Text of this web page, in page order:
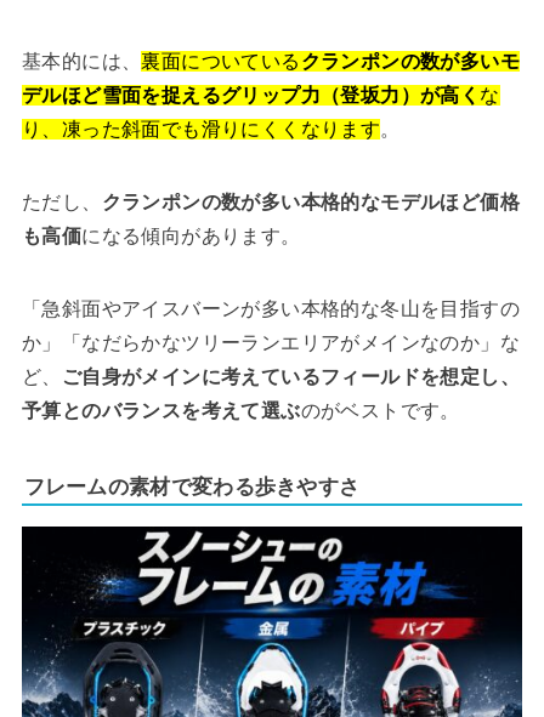
基本的には、裏面についている クランポンの数が多いモ
デルほど雪面を捉えるグリップ力（登坂力）が高く な
り、凍った斜面でも滑りにくくなります。
ただし、 クランポンの数が多い本格的なモデルほど価格
も高価になる傾向があります。
「急斜面やアイスバーンが多い本格的な冬山を目指すの
か」「なだらかなツリーランエリアがメインなのか」な
ど、
ご自身がメインに考えているフィールドを想定し、
予算とのバランスを考えて選ぶのがベストです。
フレームの素材で変わる歩きやすさ